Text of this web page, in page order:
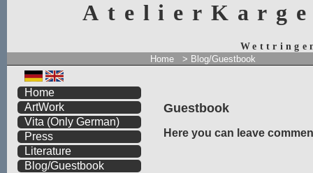
Home > Blog/Guestbook
Guestbook
Here you can leave
Home
ArtWork
Vita (Only German)
Press
Literature
Blog/Guestbook